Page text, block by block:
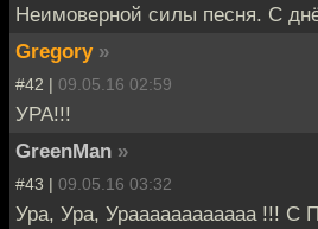
Неимоверной силы песня. С
Gregory »
#42 | 09.05.16 02:59
УРА!!!
GreenMan »
#43 | 09.05.16 03:32
Ура, Ура, Ураааааааааааа !!! С